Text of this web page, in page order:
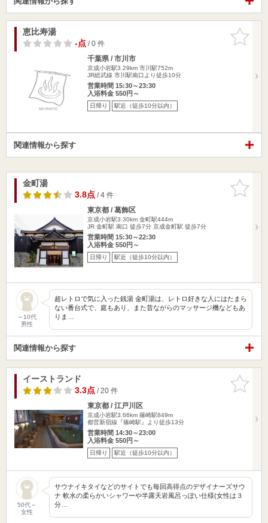
お気に入
りに追加
恵比寿湯
-点/ 0 件
千葉県 / 市川市
京成小岩駅3.29km 市川駅752m
JR総武線 市川駅南口より徒歩10分
営業時間 15:30～23:30
入浴料金 550円～
日帰り 駅近（徒歩10分以内）
関連情報から探す
お気に入
りに追加
金町湯
3.8点/ 4 件
東京都 / 葛飾区
京成小岩駅3.30km 金町駅444m
JR 金町駅 南口 徒歩7分 京成金町駅 徒歩7分
営業時間 15:30～22:30
入浴料金 550円～
日帰り 駅近（徒歩10分以内）
～10代
男性
超レトロで気に入った銭湯 金町湯は、レトロ好きな人にはたまら
ない番台式で、庭もあり、また昔ながらのマッサージ機などもあ
りま…
関連情報から探す
お気に入
りに追加
イーストランド
3.3点/ 20 件
東京都 / 江戸川区
京成小岩駅3.66km 篠崎駅849m
都営新宿線『篠崎駅』より徒歩13分
営業時間 14:30～23:00
入浴料金 550円～
日帰り 駅近（徒歩10分以内）
50代～
女性
サウナイキタイなどのサイトでも毎回高得点のデザイナーズサウ
ナ 軟水の柔らかいシャワーや半露天岩風呂っぽい仕様(女性は３
分…